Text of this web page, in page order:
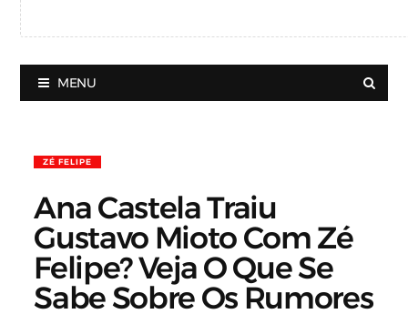
MENU
ZÉ FELIPE
Ana Castela Traiu
Gustavo Mioto Com Zé
Felipe? Veja O Que Se
Sabe Sobre Os Rumores